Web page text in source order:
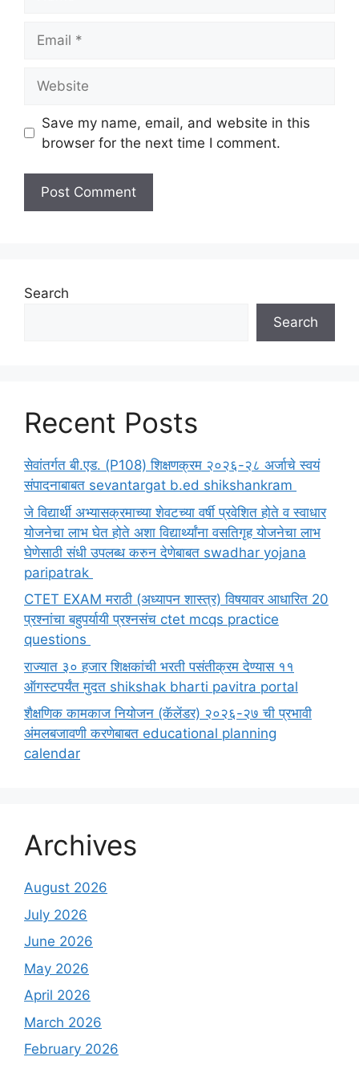
Save my name, email, and website in this
browser for the next time I comment.
Search
Search
Recent Posts
सेवांतर्गत बी.एड. (P108) शिक्षणक्रम २०२६-२८ अर्जाचे स्वयं
संपादनाबाबत sevantargat b.ed shikshankram
जे विद्यार्थी अभ्यासक्रमाच्या शेवटच्या वर्षी प्रवेशित होते व स्वाधार
योजनेचा लाभ घेत होते अशा विद्यार्थ्यांना वसतिगृह योजनेचा लाभ
घेणेसाठी संधी उपलब्ध करुन देणेबाबत swadhar yojana
paripatrak
CTET EXAM मराठी (अध्यापन शास्त्र) विषयावर आधारित 20
प्रश्नांचा बहुपर्यायी प्रश्नसंच ctet mcqs practice
questions
राज्यात ३० हजार शिक्षकांची भरती पसंतीक्रम देण्यास ११
ऑगस्टपर्यंत मुदत shikshak bharti pavitra portal
शैक्षणिक कामकाज नियोजन (कॅलेंडर) २०२६-२७ ची प्रभावी
अंमलबजावणी करणेबाबत educational planning
calendar
Archives
August 2026
July 2026
June 2026
May 2026
April 2026
March 2026
February 2026